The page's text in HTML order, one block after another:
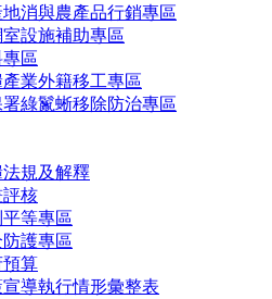
消與農產品行銷專區
設施補助專區
區
產業外籍移工專區
綠鬣蜥移除防治專區
法規及解釋
核
等專區
護專區
算
導執行情形彙整表